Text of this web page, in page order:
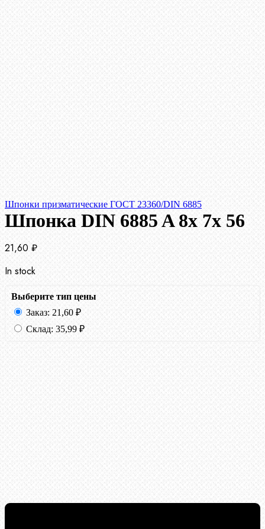
Шпонки призматические ГОСТ 23360/DIN 6885
Шпонка DIN 6885 A 8x 7x 56
21,60 ₽
In stock
Выберите тип цены
Заказ: 21,60 ₽
Склад: 35,99 ₽